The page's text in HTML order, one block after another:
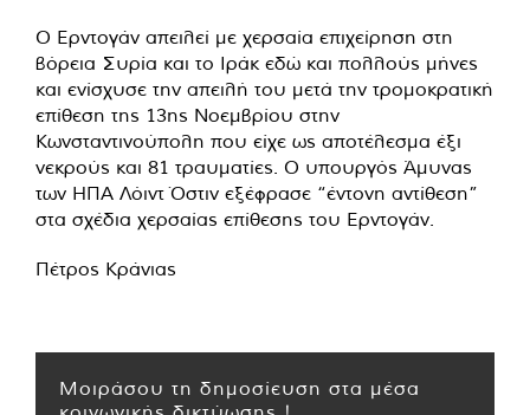
Ο Ερντογάν απειλεί με χερσαία επιχείρηση στη
βόρεια Συρία και το Ιράκ εδώ και πολλούς μήνες
και ενίσχυσε την απειλή του μετά την τρομοκρατική
επίθεση της 13ης Νοεμβρίου στην
Κωνσταντινούπολη που είχε ως αποτέλεσμα έξι
νεκρούς και 81 τραυματίες. Ο υπουργός Άμυνας
των ΗΠΑ Λόιντ Όστιν εξέφρασε “έντονη αντίθεση”
στα σχέδια χερσαίας επίθεσης του Ερντογάν.
Πέτρος Κράνιας
Μοιράσου τη δημοσίευση στα μέσα